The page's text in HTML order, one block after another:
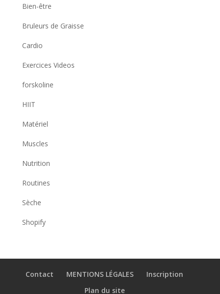
Bien-être
Bruleurs de Graisse
Cardio
Exercices Videos
forskoline
HIIT
Matériel
Muscles
Nutrition
Routines
Sèche
Shopify
Contact MENTIONS LÉGALES
Inscription
Plan du site